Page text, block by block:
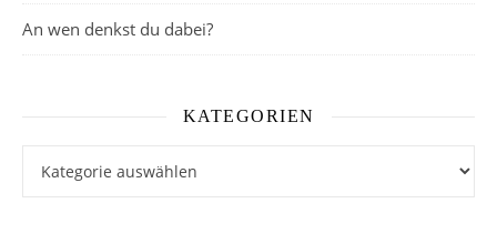
An wen denkst du dabei?
KATEGORIEN